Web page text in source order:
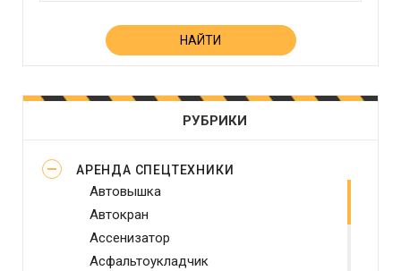
РУБРИКИ
АРЕНДА СПЕЦТЕХНИКИ
Автовышка
Автокран
Ассенизатор
Асфальтоукладчик